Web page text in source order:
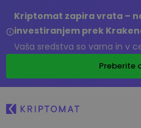
Kriptomat zapira vrata –
investiranjem prek
Vaša sredstva so varna in v
Preberite